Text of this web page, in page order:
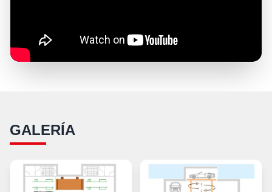
GALERÍA